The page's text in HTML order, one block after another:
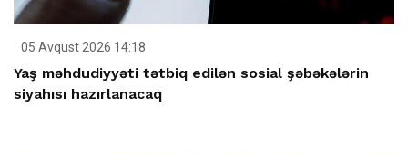
05 Avqust 2026 14:18
Yaş məhdudiyyəti tətbiq edilən sosial şəbəkələrin
siyahısı hazırlanacaq